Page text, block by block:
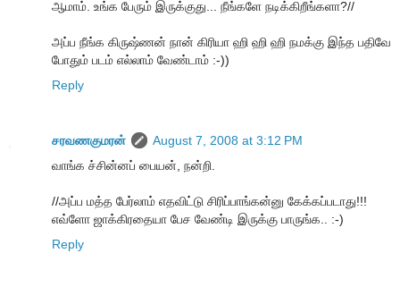
ஆமாம். உங்க பேரும் இருக்குது... நீங்களே நடிக்கிறீங்களா?//
அப்ப நீங்க கிருஷ்ணன் நான் கிரியா ஹி ஹி ஹி நமக்கு இந்த பதிவே
போதும் படம் எல்லாம் வேண்டாம் :-))
Reply
சரவணகுமரன்
August 7, 2008 at 3:12 PM
வாங்க ச்சின்னப் பையன், நன்றி.
//அப்ப மத்த பேர்லாம் எதவிட்டு சிரிப்பாங்கன்னு கேக்கப்படாது!!!
எவ்ளோ ஜாக்கிரதையா பேச வேண்டி இருக்கு பாருங்க.. :-)
Reply